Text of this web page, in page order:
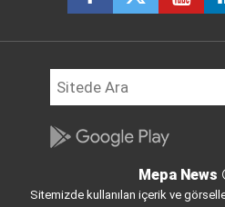
Mepa News
Sitemizde kullanılan içerik ve